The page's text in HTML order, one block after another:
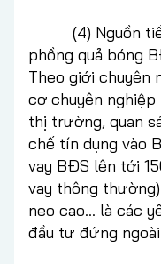
(4) Nguồn tiền
phồng quả bóng
Theo giới chuyên
cơ chuyên nghiệp
thị trường, quan
chế tín dụng vào
vay BĐS lên tới
vay thông
neo cao… là các
đầu tư đứng